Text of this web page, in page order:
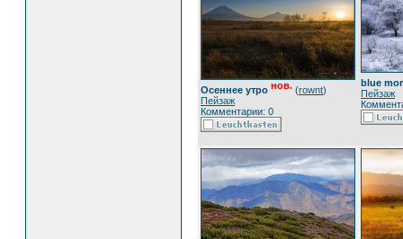
Осеннее утро нов. (rownt)
Пейзаж
Комментарии: 0
blue
Пейзаж